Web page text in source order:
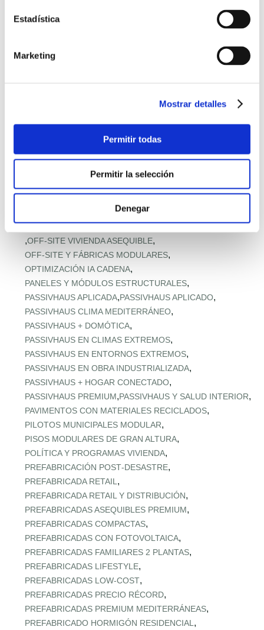
Estadística
Marketing
Mostrar detalles
Permitir todas
Permitir la selección
Denegar
MODELOS EXPANDIBLES Y KIT
MODELOS LLAVE EN MANO TRANSPARENTES
MODELOS PRODUCTIVOS REGIONALES
MODULAR EN ALTURA,
MODULAR PARA ACCESO A VIVIENDA
MODULAR RESISTENTE A TORMENTAS,
MODULAR RURAL ASEQUIBLE ,
,
NORMATIVA URBANA Y SUELO,
OFERTA RETAIL Y LLAVE EN MANO,OFF‑SITE EN ALTURA
,OFF‑SITE VIVIENDA ASEQUIBLE,
OFF‑SITE Y FÁBRICAS MODULARES,
OPTIMIZACIÓN IA CADENA,
PANELES Y MÓDULOS ESTRUCTURALES,
PASSIVHAUS APLICADA,PASSIVHAUS APLICADO,
PASSIVHAUS CLIMA MEDITERRÁNEO,
PASSIVHAUS + DOMÓTICA,
PASSIVHAUS EN CLIMAS EXTREMOS,
PASSIVHAUS EN ENTORNOS EXTREMOS,
PASSIVHAUS EN OBRA INDUSTRIALIZADA,
PASSIVHAUS + HOGAR CONECTADO,
PASSIVHAUS PREMIUM,PASSIVHAUS Y SALUD INTERIOR,
PAVIMENTOS CON MATERIALES RECICLADOS,
PILOTOS MUNICIPALES MODULAR,
PISOS MODULARES DE GRAN ALTURA,
POLÍTICA Y PROGRAMAS VIVIENDA,
PREFABRICACIÓN POST‑DESASTRE,
PREFABRICADA RETAIL ,
PREFABRICADA RETAIL Y DISTRIBUCIÓN,
PREFABRICADAS ASEQUIBLES PREMIUM,
PREFABRICADAS COMPACTAS,
PREFABRICADAS CON FOTOVOLTAICA,
PREFABRICADAS FAMILIARES 2 PLANTAS,
PREFABRICADAS LIFESTYLE,
PREFABRICADAS LOW‑COST,
PREFABRICADAS PRECIO RÉCORD,
PREFABRICADAS PREMIUM MEDITERRÁNEAS,
PREFABRICADO HORMIGÓN RESIDENCIAL ,